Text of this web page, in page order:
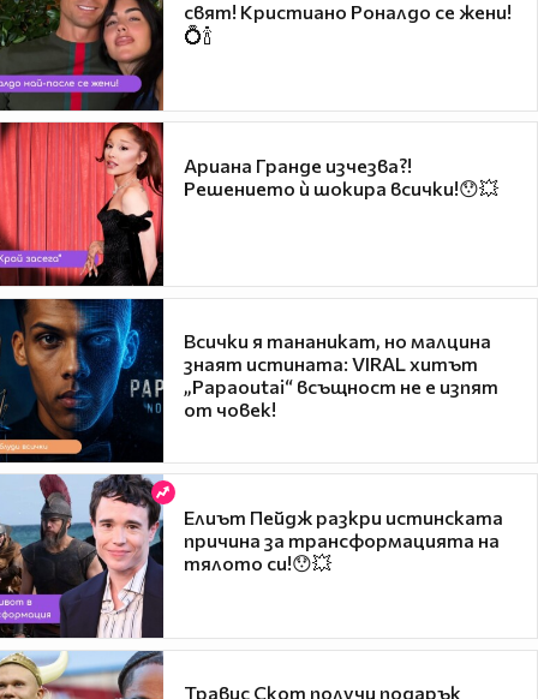
свят! Кристиано Роналдо се жени!
💍🍾
Ариана Гранде изчезва?!
Решението ѝ шокира всички!😯💥
Всички я тананикат, но малцина
знаят истината: VIRAL хитът
„Papaoutai“ всъщност не е изпят
от човек!
Елиът Пейдж разкри истинската
причина за трансформацията на
тялото си!😯💥
Травис Скот получи подарък